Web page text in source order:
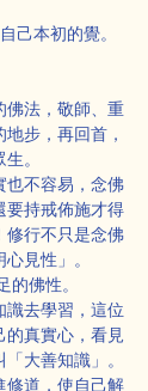
己本初的覺。
佛法，敬師、重
步，再回首，
。
也不容易，念佛
要持戒佈施才得
修行不只是念佛
見性」。
佛性。
識去學習，這位
的真實心，看見
大善知識」。
修道，使自己解